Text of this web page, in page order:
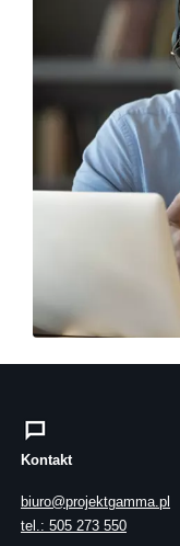
Kontakt
biuro@projektgamma.pl
tel.: 505 273 550